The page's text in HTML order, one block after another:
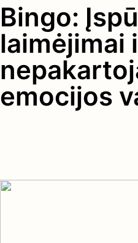
Bingo:
laimėjimai
emocijos